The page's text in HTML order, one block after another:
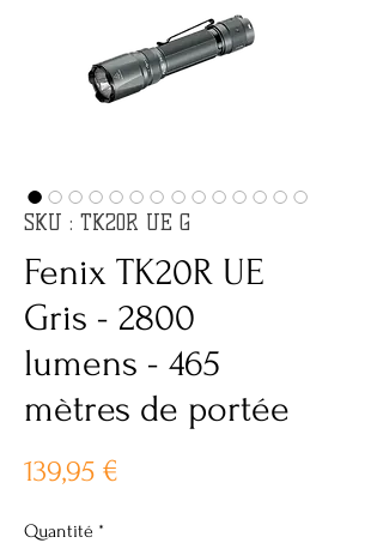
SKU : TK20R UE G
Fenix TK20R UE
Gris - 2800
lumens - 465
mètres de portée
139,95 €
Quantité *